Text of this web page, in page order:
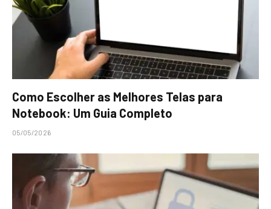
Como Escolher as Melhores Telas para
Notebook: Um Guia Completo
05/05/2026